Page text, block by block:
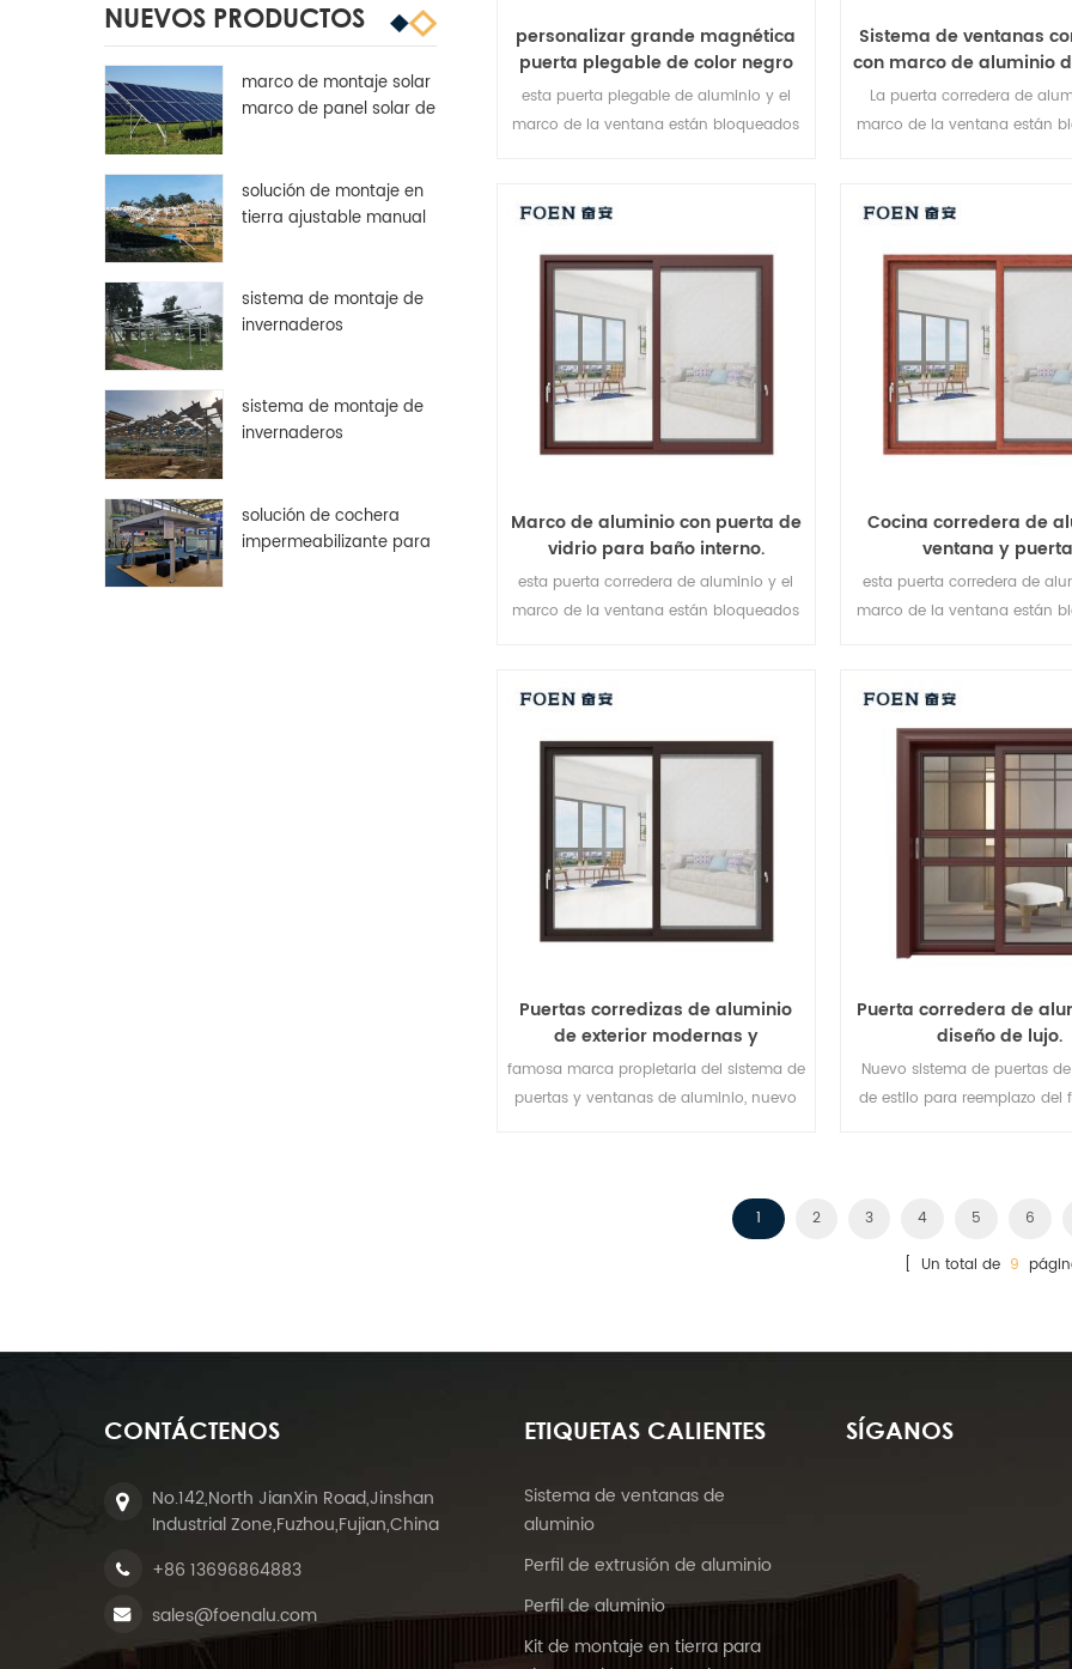
NUEVOS PRODUCTOS
marco de montaje solar
marco de panel solar de
solución de montaje en
tierra ajustable manual
sistema de montaje de
invernaderos
sistema de montaje de
invernaderos
solución de cochera
impermeabilizante para
personalizar grande magnética
puerta plegable de color negro
uso durable
esta puerta plegable de aluminio y el
marco de la ventana están bloqueados
Variedad de tipos de puertas para
arquitectónicas.
Sistema de ventanas
con marco de aluminio
de estar con
madera
La puerta corredera de
marco de la ventana están
Variedad de tipos de
arquitectónicas.
Marco de aluminio con puerta de
vidrio para baño interno.
esta puerta corredera de aluminio y el
marco de la ventana están bloqueados
Variedad de tipos de puertas para
arquitectónicas.
Cocina corredera de
ventana y
esta puerta corredera de
marco de la ventana están
variados para satisfacer
necesidades
Puertas corredizas de aluminio
de exterior modernas y
decorativas.
famosa marca propietaria del sistema de
puertas y ventanas de aluminio, nuevo
Puerta corredera de
diseño de lujo.
Nuevo sistema de puertas
de estilo para reemplazo del
1 2 3 4 5 6
[ Un total de 9
CONTÁCTENOS
No.142,North JianXin Road,Jinshan
Industrial Zone,Fuzhou,Fujian,China
+86 13696864883
sales@foenalu.com
ETIQUETAS CALIENTES
Sistema de ventanas de
aluminio
Perfil de extrusión de aluminio
Perfil de aluminio
Kit de montaje en tierra para
SÍGANOS